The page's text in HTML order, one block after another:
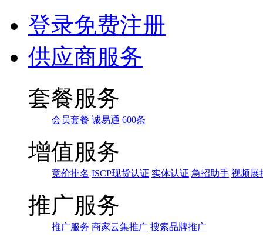
登录免费注册
供应商服务
套餐服务
会员套餐 诚易通 600条
增值服务
竞价排名 ISCP现货认证 实体认证 急招助手 视频展
推广服务
推广服务 商家云集推广 搜索品牌推广